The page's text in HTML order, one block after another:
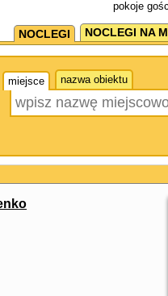
pokoje
NOCLEGI NOCLEGI NA
miejsce nazwa obiektu